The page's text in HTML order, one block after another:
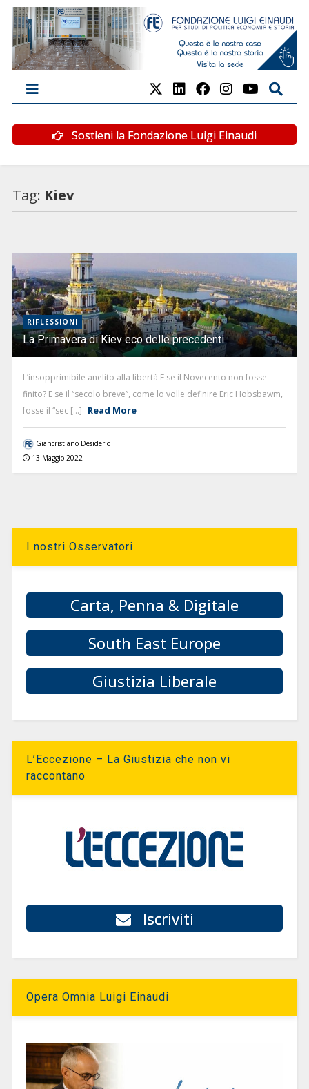
Sostieni la Fondazione Luigi Einaudi
Tag: Kiev
RIFLESSIONI
La Primavera di Kiev eco delle precedenti
L’insopprimibile anelito alla libertà E se il Novecento non fosse
finito? E se il “secolo breve”, come lo volle definire Eric Hobsbawm,
fosse il “sec [...] Read More
Giancristiano Desiderio
13 Maggio 2022
I nostri Osservatori
Carta, Penna & Digitale
South East Europe
Giustizia Liberale
L’Eccezione – La Giustizia che non vi
raccontano
Iscriviti
Opera Omnia Luigi Einaudi